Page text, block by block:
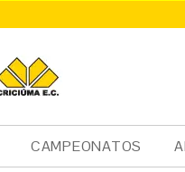
CAMPEONATOS